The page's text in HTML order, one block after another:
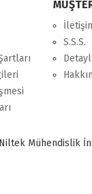
S.S.S.
Mühendislik